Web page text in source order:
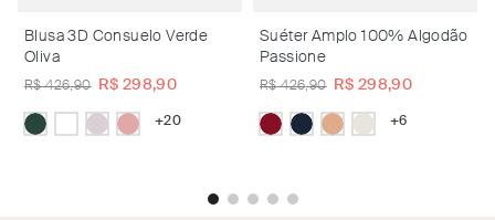
Blusa 3D Consuelo Verde
Oliva
R$ 426,90 R$ 298,90
+20
Suéter Amplo 100% Algodão
Passione
R$ 426,90 R$ 298,90
+6